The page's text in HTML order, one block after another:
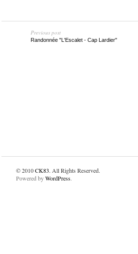
Previous post
Randonnée "L'Escalet - Cap Lardier"
© 2010CK83. All Rights Reserved.
Powered byWordPress.